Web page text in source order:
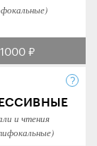
₽
и чтения